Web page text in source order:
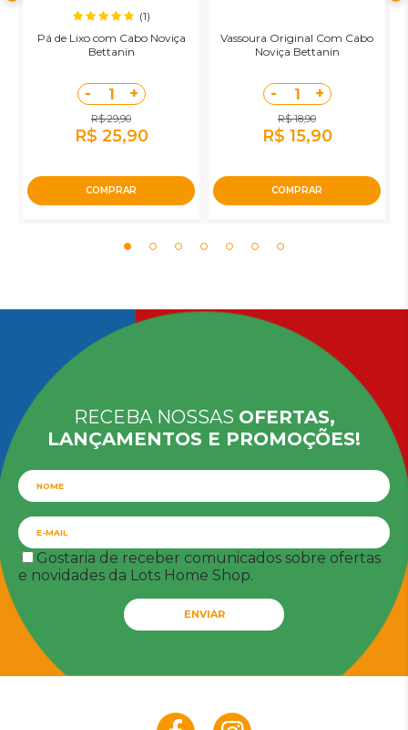
(1)
Pá de Lixo com Cabo Noviça
Bettanin
- 1 +
R$ 29,90
R$ 25,90
COMPRAR
Vassoura Original Com Cabo
Noviça Bettanin
- 1 +
R$ 18,90
R$ 15,90
COMPRAR
RECEBA NOSSAS OFERTAS,
LANÇAMENTOS E PROMOÇÕES!
Gostaria de receber comunicados sobre ofertas
e novidades da Lots Home Shop.
ENVIAR